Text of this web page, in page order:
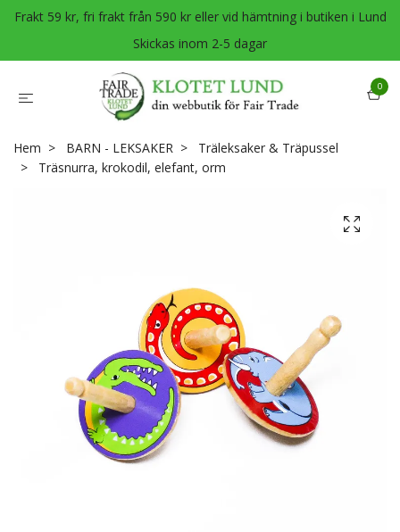
Frakt 59 kr, fri frakt från 590 kr eller vid hämtning i butiken i Lund
Skickas inom 2-5 dagar
0
Hem BARN - LEKSAKER
Träleksaker & Träpussel
Träsnurra, krokodil, elefant, orm